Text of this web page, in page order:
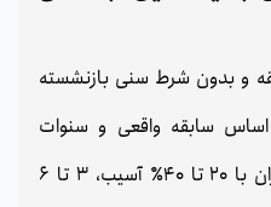
20 سال سابقه و بدون شرط سنی بازنشسته
سابقه واقعی و سنوات
ارفاقی محاسبه می‌شود. جانبازان با 20 تا 40٪ آسیب، 3 تا 6